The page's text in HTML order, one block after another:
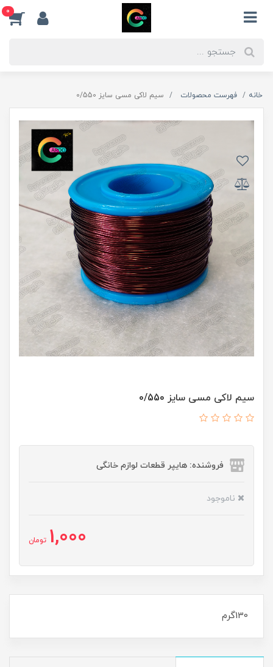
0
خانه فهرست محصولات سیم لاکی مسی سایز 0/550
سیم لاکی مسی سایز 0/550
فروشنده: هایپر قطعات لوازم خانگی
ناموجود
1,000 تومان
130گرم